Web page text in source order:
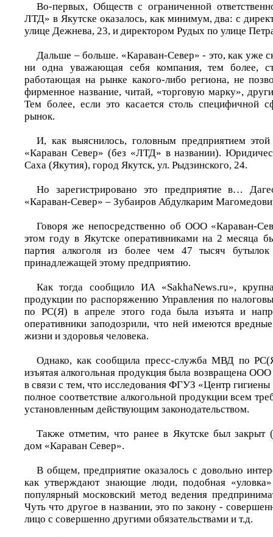
Во-первых, Обществ с ограниченной
ЛТД» в Якутске оказалось, как минимум, два: с
улице Дежнева, 23, и директором Рудых по улице
Дальше – больше. «Караван-Север» - это, как уже
ни одна уважающая себя компания, тем более,
работающая на рынке какого-либо региона, не
фирменное название, читай, «торговую марку»,
Тем более, если это касается столь специфичной
рынок.
И, как выяснилось, головным предприятием
«Караван Север» (без «ЛТД» в названии).
Саха (Якутия), город Якутск, ул. Рыдзинского, 24.
Но зарегистрировано это предприятие в…
«Караван-Север» – Зубаиров Абдулкарим
Говоря же непосредственно об ООО «Караван-
этом году в Якутске оперативниками на 2 месяца
партия алкоголя из более чем 47 тысяч
принадлежащей этому предприятию.
Как тогда сообщило ИА «SakhaNews.ru»,
продукции по распоряжению Управления по
по РС(Я) в апреле этого года была изъята и
оперативники заподозрили, что ней имеются
жизни и здоровья человека.
Однако, как сообщила пресс-служба МВД по
изъятая алкогольная продукция была возвращена
в связи с тем, что исследования ФГУЗ «Центр
полное соответствие алкогольной продукции всем
установленным действующим законодательством.
Также отметим, что ранее в Якутске был закрыт
дом «Караван Север».
В общем, предприятие оказалось с довольно
как утверждают знающие люди, подобная
популярный московский метод ведения
Чуть что другое в названии, это по закону -
лицо с совершенно другими обязательствами и т.д.